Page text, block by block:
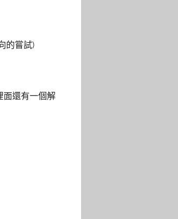
的嘗試)
面還有一個解